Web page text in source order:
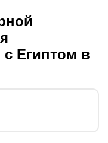
Египтом в